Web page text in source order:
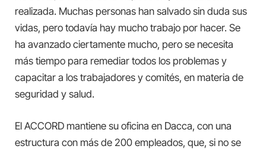
realizada. Muchas personas han salvado sin duda sus
vidas, pero todavía hay mucho trabajo por hacer. Se
ha avanzado ciertamente mucho, pero se necesita
más tiempo para remediar todos los problemas y
capacitar a los trabajadores y comités, en materia de
seguridad y salud.
El ACCORD mantiene su oficina en Dacca, con una
estructura con más de 200 empleados, que, si no se